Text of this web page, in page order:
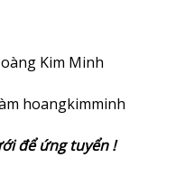
Kim Minh
hoangkimminh
để ứng tuyển!